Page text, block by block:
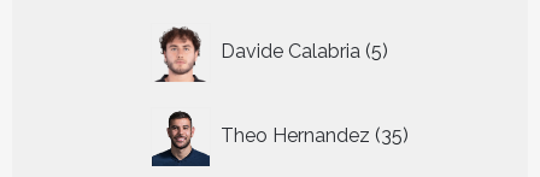
Davide Calabria 5
producten
Theo Hernandez 35
producten